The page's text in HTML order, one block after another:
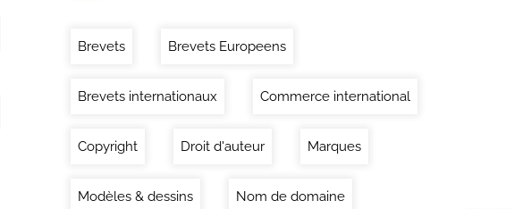
Brevets Brevets Europeens
Brevets internationaux Commerce international
Copyright Droit d'auteur Marques
Modèles & dessins Nom de domaine